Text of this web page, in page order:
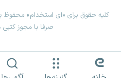
کلیه حقوق برای «ای استخدام» محفوظ
صرفا با مجوز